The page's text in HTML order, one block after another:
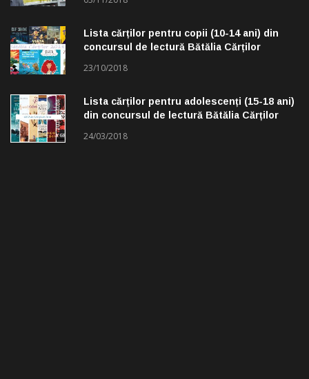
Lista cărților pentru copii (10-14 ani) din
concursul de lectură Bătălia Cărților
23/10/2018
Lista cărților pentru adolescenți (15-18 ani)
din concursul de lectură Bătălia Cărților
24/03/2018